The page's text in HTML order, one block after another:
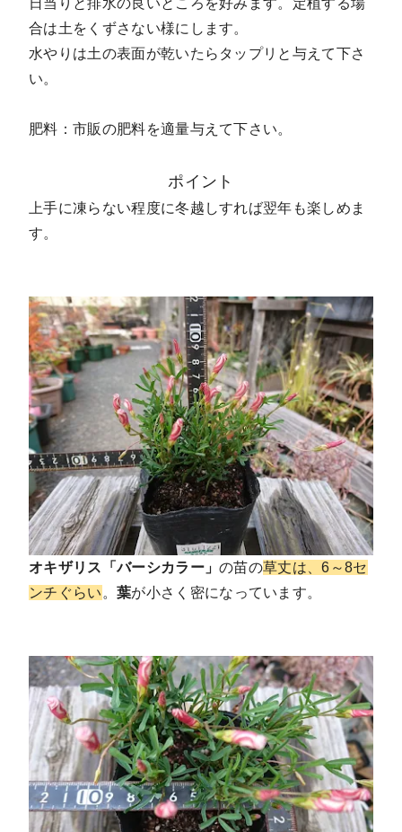
日当りと排水の良いところを好みます。定植する場
合は土をくずさない様にします。
水やりは土の表面が乾いたらタップリと与えて下さ
い。
肥料：市販の肥料を適量与えて下さい。
ポイント
上手に凍らない程度に冬越しすれば翌年も楽しめま
す。
オキザリス「バーシカラー」の苗の草丈は、6～8セ
ンチぐらい 。 葉が小さく密になっています。